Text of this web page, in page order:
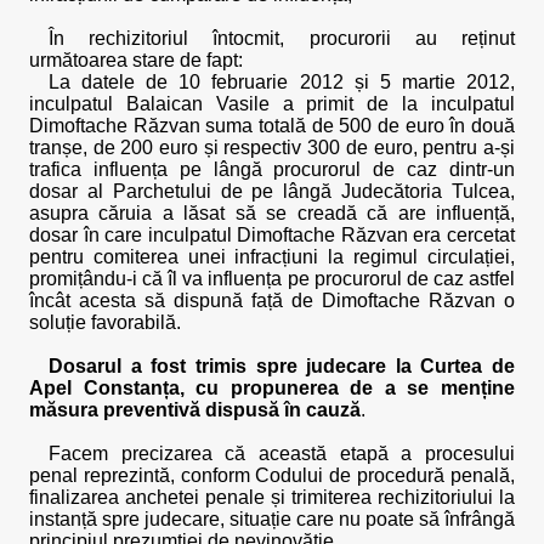
În rechizitoriul întocmit, procurorii au reținut
următoarea stare de fapt:
La datele de 10 februarie 2012 și 5 martie 2012,
inculpatul Balaican Vasile a primit de la inculpatul
Dimoftache Răzvan suma totală de 500 de euro în două
tranșe, de 200 euro și respectiv 300 de euro, pentru a-și
trafica influența pe lângă procurorul de caz dintr-un
dosar al Parchetului de pe lângă Judecătoria Tulcea,
asupra căruia a lăsat să se creadă că are influență,
dosar în care inculpatul Dimoftache Răzvan era cercetat
pentru comiterea unei infracțiuni la regimul circulației,
promițându-i că îl va influența pe procurorul de caz astfel
încât acesta să dispună față de Dimoftache Răzvan o
soluție favorabilă.
Dosarul a fost trimis spre judecare la Curtea de
Apel Constanța, cu propunerea de a se menține
măsura preventivă dispusă în cauză.
Facem precizarea că această etapă a procesului
penal reprezintă, conform Codului de procedură penală,
finalizarea anchetei penale și trimiterea rechizitoriului la
instanță spre judecare, situație care nu poate să înfrângă